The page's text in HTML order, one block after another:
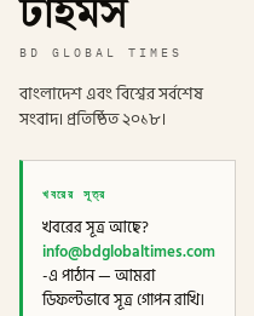
টাইমস
BD GLOBAL TIMES
বাংলাদেশ এবং বিশ্বের সর্বশেষ
সংবাদ। প্রতিষ্ঠিত ২০১৮।
খবরের সূত্র
খবরের সূত্র আছে?
info@bdglobaltimes.com
-এ পাঠান — আমরা
ডিফল্টভাবে সূত্র গোপন রাখি।